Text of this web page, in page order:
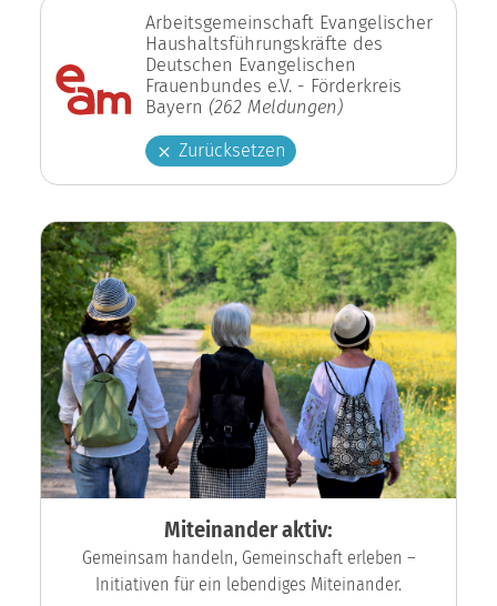
Arbeitsgemeinschaft Evangelischer
Haushaltsführungskräfte des
Deutschen Evangelischen
Frauenbundes e.V. - Förderkreis
Bayern (262 Meldungen)
Zurücksetzen
Miteinander aktiv:
Gemeinsam handeln, Gemeinschaft erleben –
Initiativen für ein lebendiges Miteinander.